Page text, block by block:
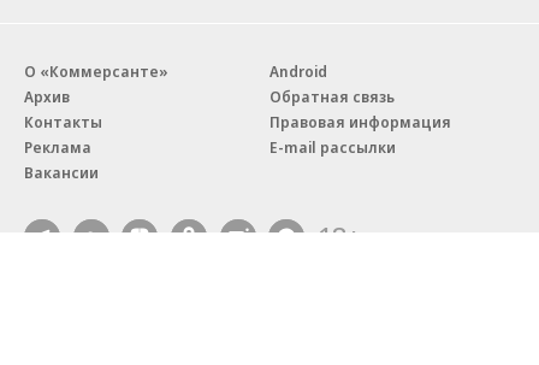
О «Коммерсанте»
Архив
Контакты
Реклама
Вакансии
Android
Обратная связь
Правовая информация
E-mail рассылки
18+